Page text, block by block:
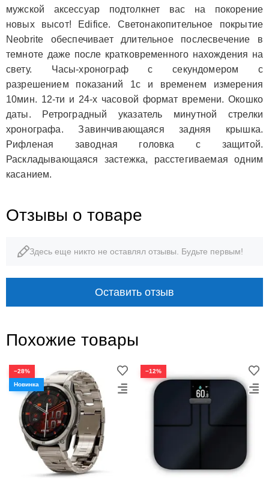
мужской аксессуар подтолкнет вас на покорение
новых высот! Edifice. Светонакопительное покрытие
Neobrite обеспечивает длительное послесвечение в
темноте даже после кратковременного нахождения на
свету. Часы-хронограф с секундомером с
разрешением показаний 1с и временем измерения
10мин. 12-ти и 24-х часовой формат времени. Окошко
даты. Ретроградный указатель минутной стрелки
хронографа. Завинчивающаяся задняя крышка.
Рифленая заводная головка с защитой.
Раскладывающаяся застежка, расстегиваемая одним
касанием.
Отзывы о товаре
Здесь еще никто не оставлял отзывы. Будьте первым!
Оставить отзыв
Похожие товары
−28% −12%